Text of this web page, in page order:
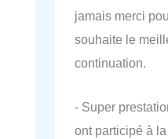
jamais merci
souhaite le
continuation.
- Super
ont participé à